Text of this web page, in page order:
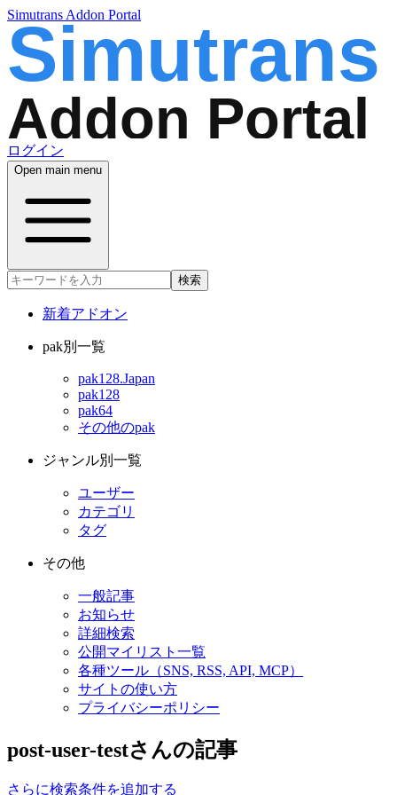
Simutrans Addon Portal
ログイン
Open main menu
検索
新着アドオン
pak別一覧
pak128.Japan
pak128
pak64
その他のpak
ジャンル別一覧
ユーザー
カテゴリ
タグ
その他
一般記事
お知らせ
詳細検索
公開マイリスト一覧
各種ツール（SNS, RSS, API, MCP）
サイトの使い方
プライバシーポリシー
post-user-testさんの記事
さらに検索条件を追加する